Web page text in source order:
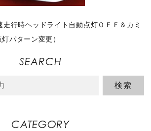
走行時ヘッドライト自動点灯ＯＦＦ＆カミ
パターン変更）
SEARCH
CATEGORY